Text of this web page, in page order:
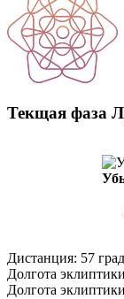
Текщая фаза
Дистанция: 57
Долгота
Долгота